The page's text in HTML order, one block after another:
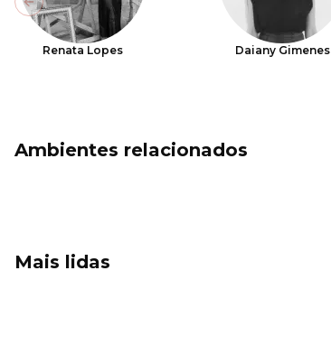
Renata Lopes Daiany Gimenes
Previous slide
Ambientes relacionados
Mais lidas